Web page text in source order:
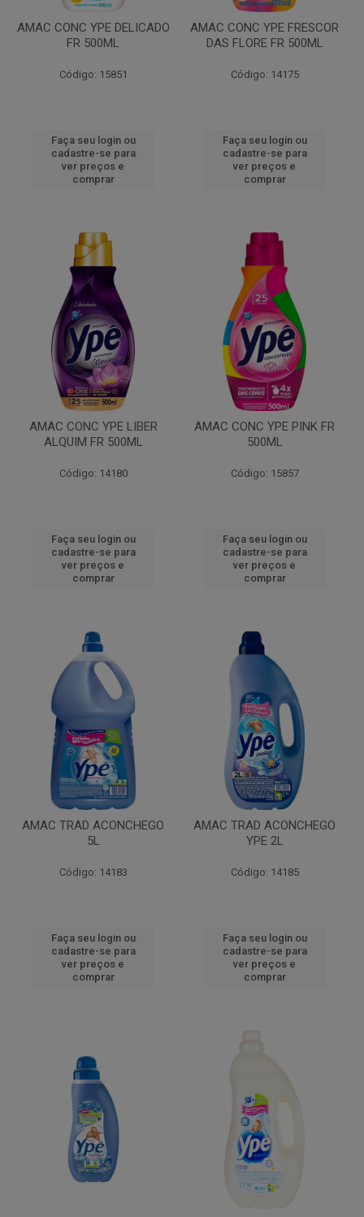
AMAC CONC YPE DELICADO
FR 500ML
Código: 15851
Faça seu login ou
cadastre-se para
ver preços e
comprar
AMAC CONC YPE FRESCOR
DAS FLORE FR 500ML
Código: 14175
Faça seu login ou
cadastre-se para
ver preços e
comprar
AMAC CONC YPE LIBER
ALQUIM FR 500ML
Código: 14180
Faça seu login ou
cadastre-se para
ver preços e
comprar
AMAC CONC YPE PINK FR
500ML
Código: 15857
Faça seu login ou
cadastre-se para
ver preços e
comprar
AMAC TRAD ACONCHEGO
5L
Código: 14183
Faça seu login ou
cadastre-se para
ver preços e
comprar
AMAC TRAD ACONCHEGO
YPE 2L
Código: 14185
Faça seu login ou
cadastre-se para
ver preços e
comprar